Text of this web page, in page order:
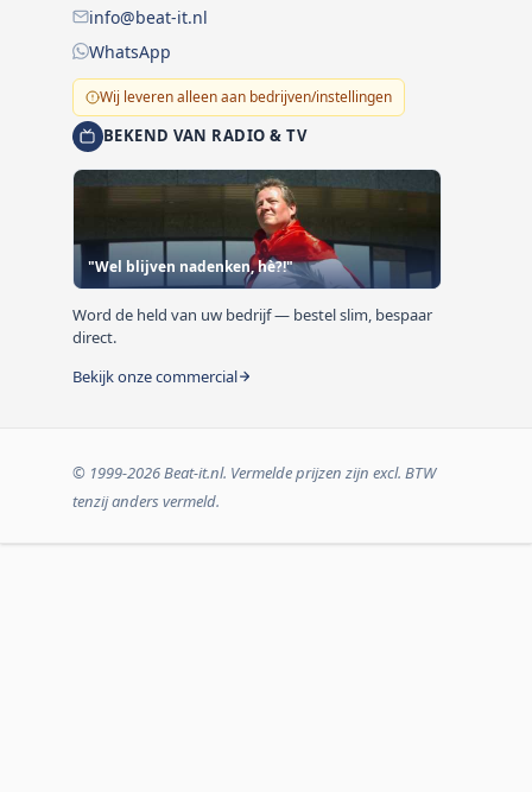
info@beat-it.nl
WhatsApp
Wij leveren alleen aan bedrijven/instellingen
BEKEND VAN RADIO & TV
"Wel blijven nadenken, hè?!"
Word de held van uw bedrijf — bestel slim, bespaar
direct.
Bekijk onze commercial
© 1999-2026 Beat-it.nl. Vermelde prijzen zijn excl. BTW
tenzij anders vermeld.